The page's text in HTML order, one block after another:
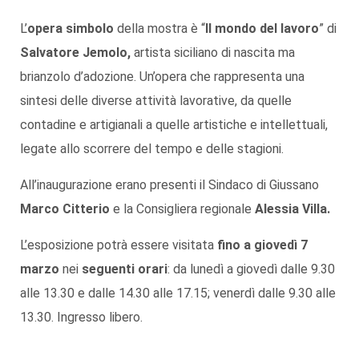
L’opera simbolo della mostra è “Il mondo del lavoro” di
Salvatore Jemolo, artista siciliano di nascita ma
brianzolo d’adozione. Un’opera che rappresenta una
sintesi delle diverse attività lavorative, da quelle
contadine e artigianali a quelle artistiche e intellettuali,
legate allo scorrere del tempo e delle stagioni.
All’inaugurazione erano presenti il Sindaco di Giussano
Marco Citterio e la Consigliera regionale Alessia Villa.
L’esposizione potrà essere visitata fino a giovedì 7
marzo nei seguenti orari: da lunedì a giovedì dalle 9.30
alle 13.30 e dalle 14.30 alle 17.15; venerdì dalle 9.30 alle
13.30. Ingresso libero.